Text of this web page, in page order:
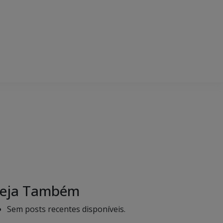
Também
Sem posts recentes disponíveis.